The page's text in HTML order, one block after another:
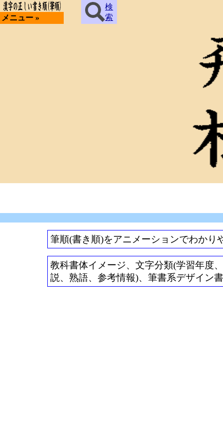
メニュー »
検
索
筆順(書き順)をアニメーションでわかり
教科書体イメージ、文字分類(学習年度
説、熟語、参考情報)、筆書系デザイン